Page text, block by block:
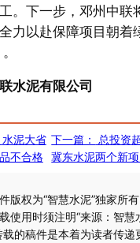
。下一步，邓州中联
力以赴保障项目朝着
水泥有限公司
水泥大省
不合格
下一篇：
总投资
冀东水泥两个新
版权为“智慧水泥”独家所
使用时须注明“来源：智慧
载的稿件是本着为读者传递